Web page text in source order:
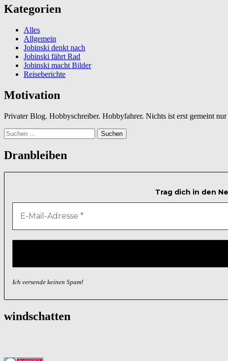
Kategorien
Alles
Allgemein
Jobinski denkt nach
Jobinski fährt Rad
Jobinski macht Bilder
Reiseberichte
Motivation
Privater Blog. Hobbyschreiber. Hobbyfahrer. Nichts ist erst gemeint
Suchen
nach:
Dranbleiben
Trag dich in den
Ich versende keinen Spam!
windschatten